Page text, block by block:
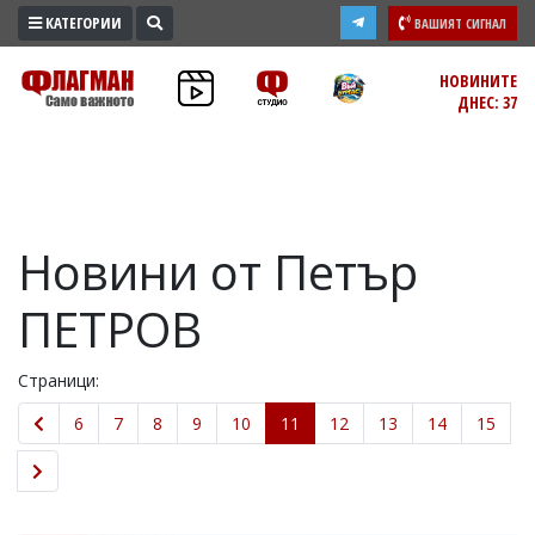
ПРОМО
ЗОНА
КУЛТУРА
ЗДРАВЕ
ПОЛИТИКА
ОБЩЕСТВО
ЛАЙФСТАЙЛ
ВОЙНАТА
КАТЕГОРИИ ВАШИЯТ СИГНАЛ
НОВИНИТЕ
ДНЕС: 37
Новини от Петър
ПЕТРОВ
Страници:
6
7 8 9 10 11 12 13 14 15